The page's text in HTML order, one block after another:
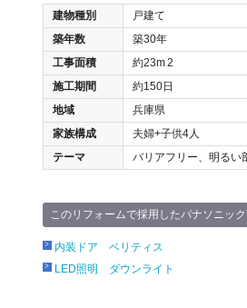
建物種別
戸建て
築年数
築30年
工事面積
約23m2
施工期間
約150日
地域
兵庫県
家族構成
夫婦+子供4人
テーマ
バリアフリー、明るい
このリフォームで採用したパナソニッ
内装ドア ベリティス
LED照明 ダウンライト